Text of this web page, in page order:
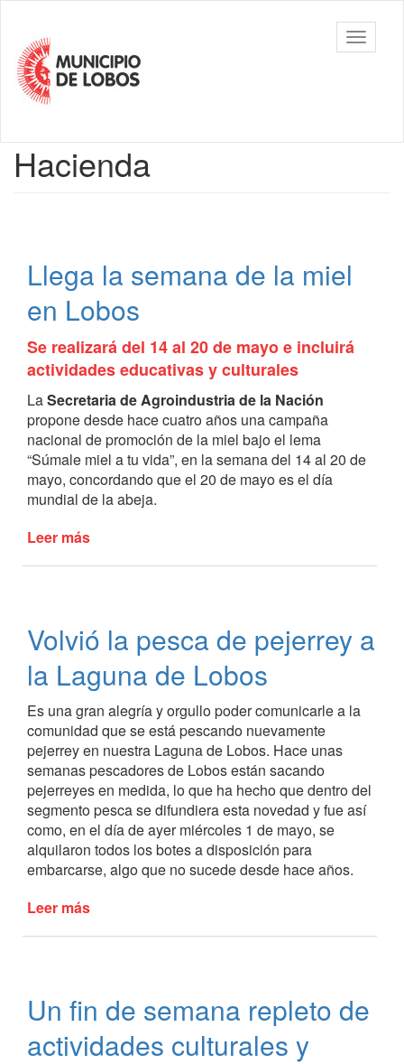
contenido
principal
Municipalidad
de Lobos
barra
Contenido
Hacienda
Llega la semana de la miel
en Lobos
Se realizará del 14 al 20 de mayo e incluirá
actividades educativas y culturales
LaSecretaria de Agroindustria de la Nación
propone desde hace cuatro años una campaña
nacional de promoción de la miel bajo el lema
“Súmale miel a tu vida”, en la semana del 14 al 20 de
mayo, concordando que el 20 de mayo es el día
mundial de la abeja.
Leer más
la
miel
en
Lobos
Volvió la pesca de pejerrey a
la Laguna de Lobos
Es una gran alegría y orgullo poder comunicarle a la
comunidad que se está pescando nuevamente
pejerrey en nuestra Laguna de Lobos. Hace unas
semanas pescadores de Lobos están sacando
pejerreyes en medida, lo que ha hecho que dentro del
segmento pesca se difundiera esta novedad y fue así
como, en el día de ayer miércoles 1 de mayo, se
alquilaron todos los botes a disposición para
embarcarse, algo que no sucede desde hace años.
Leer más
pejerrey
a
la
Un fin de semana repleto de
actividades culturales y